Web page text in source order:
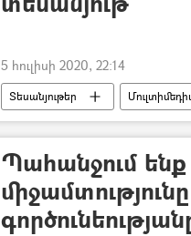
5 հուլիսի 2020, 22:14
Տեսանյութեր
ՀՀ արտակարգ իրավիճակների
Պահանջում